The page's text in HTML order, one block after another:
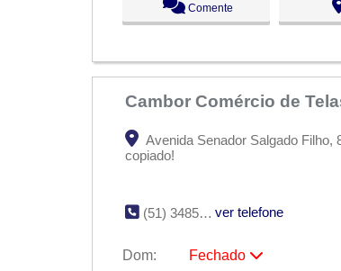
09:00 - 18:00
Qua:
09:00 - 18:00
Sex:
09:00 - 18:00
Sáb:
Fechado
Dom:
Fechado
Comente
Cambor Comércio de
Avenida Senador Salgado
copiado!
(51) 3485-7091 ver telefone
Dom:
Fechado